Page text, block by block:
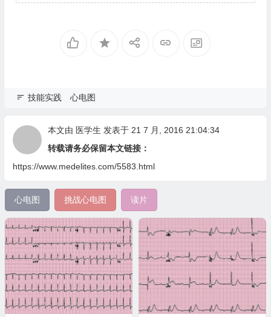
技能实践 心电图
本文由 医学生 发表于 21 7 月, 2016 21:04:34
转载请务必保留本文链接：
https://www.medelites.com/5583.html
心电图 挑战心电图 读片